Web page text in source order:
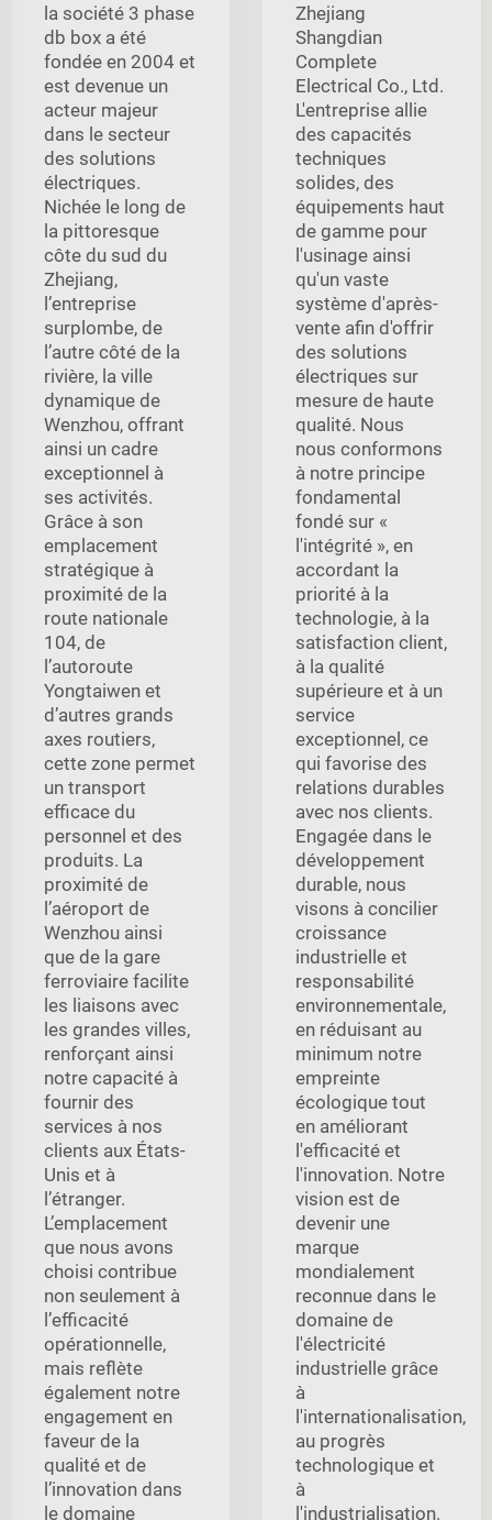
la société 3 phase
db box a été
fondée en 2004 et
est devenue un
acteur majeur
dans le secteur
des solutions
électriques.
Nichée le long de
la pittoresque
côte du sud du
Zhejiang,
l’entreprise
surplombe, de
l’autre côté de la
rivière, la ville
dynamique de
Wenzhou, offrant
ainsi un cadre
exceptionnel à
ses activités.
Grâce à son
emplacement
stratégique à
proximité de la
route nationale
104, de
l’autoroute
Yongtaiwen et
d’autres grands
axes routiers,
cette zone permet
un transport
efficace du
personnel et des
produits. La
proximité de
l’aéroport de
Wenzhou ainsi
que de la gare
ferroviaire facilite
les liaisons avec
les grandes villes,
renforçant ainsi
notre capacité à
fournir des
services à nos
clients aux États-
Unis et à
l’étranger.
L’emplacement
que nous avons
choisi contribue
non seulement à
l’efficacité
opérationnelle,
mais reflète
également notre
engagement en
faveur de la
qualité et de
l’innovation dans
le domaine
Zhejiang
Shangdian
Complete
Electrical Co., Ltd.
L'entreprise allie
des capacités
techniques
solides, des
équipements haut
de gamme pour
l'usinage ainsi
qu'un vaste
système d'après-
vente afin d'offrir
des solutions
électriques sur
mesure de haute
qualité. Nous
nous conformons
à notre principe
fondamental
fondé sur «
l'intégrité », en
accordant la
priorité à la
technologie, à la
satisfaction client,
à la qualité
supérieure et à un
service
exceptionnel, ce
qui favorise des
relations durables
avec nos clients.
Engagée dans le
développement
durable, nous
visons à concilier
croissance
industrielle et
responsabilité
environnementale,
en réduisant au
minimum notre
empreinte
écologique tout
en améliorant
l'efficacité et
l'innovation. Notre
vision est de
devenir une
marque
mondialement
reconnue dans le
domaine de
l'électricité
industrielle grâce
à
l'internationalisation,
au progrès
technologique et
à
l'industrialisation.